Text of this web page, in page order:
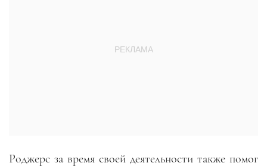
Роджерс за время своей деятельности также помог